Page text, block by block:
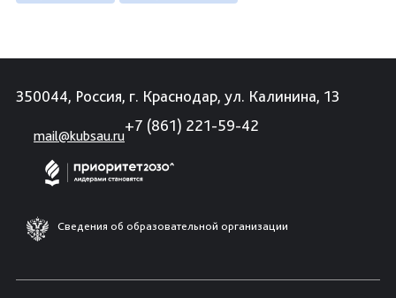
350044, Россия, г. Краснодар, ул. Калинина, 13
mail@kubsau.ru
+7 (861) 221-59-42
Сведения об образовательной организации